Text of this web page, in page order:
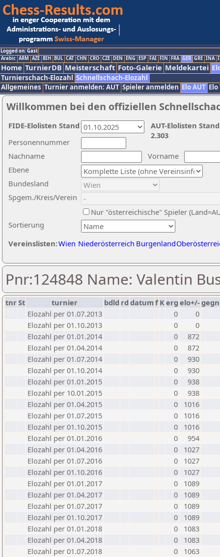
Logged on: Gast
Arabic ARM AZE BIH BUL CAT CHN CRO CZE DEN ENG ESP FAI FIN FRA GER GRE INA
Home TurnierDB Meisterschaft Foto-Galerie Meldekartei
Turnierschach-Elozahl Schnellschach-Elozahl
Allgemeines Turnier anmelden: AUT Spieler anmelden Elo AUT
Willkommen bei den offiziellen
Nachname
Vorname
Ebene
Sortierung
Personennummer
Bundesland
Spgem./Kreis/Verein
Nur "österreichische" Spieler
Vereinslisten:Wien Niederösterreich Burgenland
AUT-Elolisten
2.303
FIDE-Elolisten Stand
Pnr:124848 Name: Valentin
tnrSt turnier bdld rd datumf Kerg elo+/-
Elozahl per 01.07.2013
0
0
Elozahl per 01.10.2013
0
0
Elozahl per 01.01.2014
0
872
Elozahl per 01.04.2014
0
872
Elozahl per 01.07.2014
0
930
Elozahl per 01.10.2014
0
930
Elozahl per 01.01.2015
0
938
Elozahl per 10.01.2015
0
938
Elozahl per 01.04.2015
0
1016
Elozahl per 01.07.2015
0
1016
Elozahl per 01.10.2015
0
1016
Elozahl per 01.01.2016
0
954
Elozahl per 01.04.2016
0
1027
Elozahl per 01.07.2016
0
1027
Elozahl per 01.10.2016
0
1027
Elozahl per 01.01.2017
0
1089
Elozahl per 01.04.2017
0
1089
Elozahl per 01.07.2017
0
1089
Elozahl per 01.10.2017
0
1089
Elozahl per 01.01.2018
0
1083
Elozahl per 01.04.2018
0
1083
Elozahl per 01.07.2018
0
1063